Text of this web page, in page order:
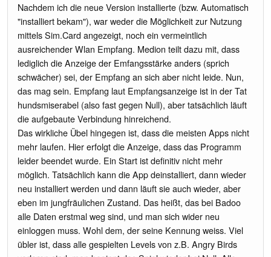
Nachdem ich die neue Version installierte (bzw. Automatisch
"installiert bekam"), war weder die Möglichkeit zur Nutzung
mittels Sim.Card angezeigt, noch ein vermeintlich
ausreichender Wlan Empfang. Medion teilt dazu mit, dass
lediglich die Anzeige der Emfangsstärke anders (sprich
schwächer) sei, der Empfang an sich aber nicht leide. Nun,
das mag sein. Empfang laut Empfangsanzeige ist in der Tat
hundsmiserabel (also fast gegen Null), aber tatsächlich läuft
die aufgebaute Verbindung hinreichend.
Das wirkliche Übel hingegen ist, dass die meisten Apps nicht
mehr laufen. Hier erfolgt die Anzeige, dass das Programm
leider beendet wurde. Ein Start ist definitiv nicht mehr
möglich. Tatsächlich kann die App deinstalliert, dann wieder
neu installiert werden und dann läuft sie auch wieder, aber
eben im jungfräulichen Zustand. Das heißt, das bei Badoo
alle Daten erstmal weg sind, und man sich wider neu
einloggen muss. Wohl dem, der seine Kennung weiss. Viel
übler ist, dass alle gespielten Levels von z.B. Angry Birds